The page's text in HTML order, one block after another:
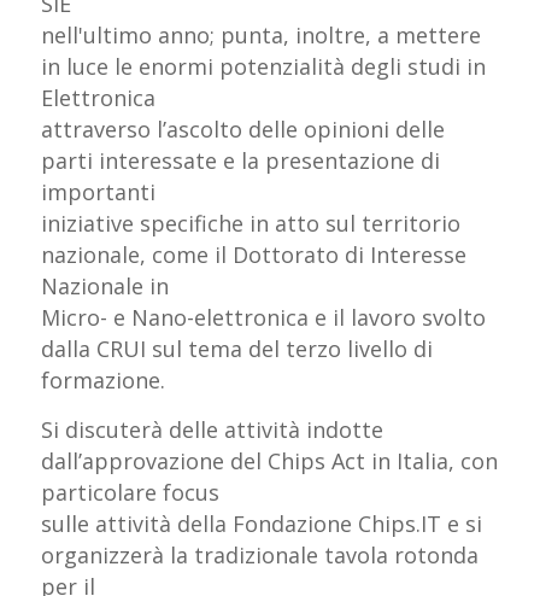
nell'ultimo anno; punta, inoltre, a mettere
in luce le enormi potenzialità degli studi in
Elettronica
attraverso l’ascolto delle opinioni delle
parti interessate e la presentazione di
importanti
iniziative specifiche in atto sul territorio
nazionale, come il Dottorato di Interesse
Nazionale in
Micro- e Nano-elettronica e il lavoro svolto
dalla CRUI sul tema del terzo livello di
formazione.
Si discuterà delle attività indotte
dall’approvazione del Chips Act in Italia, con
particolare focus
sulle attività della Fondazione Chips.IT e si
organizzerà la tradizionale tavola rotonda
per il